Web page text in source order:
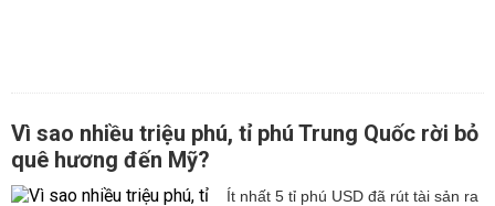
Vì sao nhiều triệu phú, tỉ phú Trung Quốc rời bỏ
quê hương đến Mỹ?
Ít nhất 5 tỉ phú USD đã rút tài sản ra